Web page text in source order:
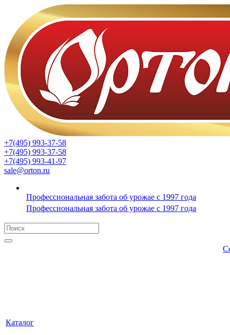
+7(495) 993-37-58
+7(495) 993-37-58
+7(495) 993-41-97
sale@orton.ru
Профессиональная забота об урожае с 1997 года
Профессиональная забота об урожае с 1997 года
Каталог